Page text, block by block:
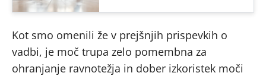
Kot smo omenili že v prejšnjih prispevkih o
vadbi, je moč trupa zelo pomembna za
ohranjanje ravnotežja in dober izkoristek moči